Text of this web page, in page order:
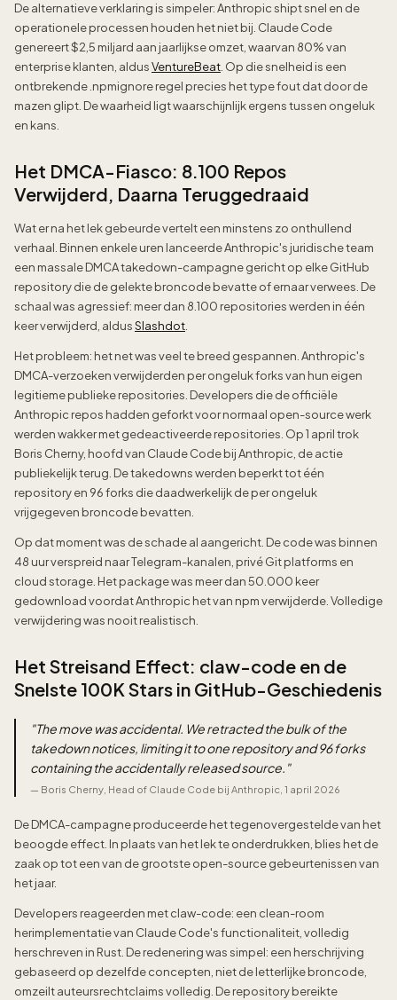
De alternatieve verklaring is simpeler: Anthropic shipt snel en de
operationele processen houden het niet bij. Claude Code
genereert $2,5 miljard aan jaarlijkse omzet, waarvan 80% van
enterprise klanten, aldusVentureBeat . Op die snelheid is een
ontbrekende .npmignore regel precies het type fout dat door de
mazen glipt. De waarheid ligt waarschijnlijk ergens tussen ongeluk
en kans.
Het DMCA-Fiasco: 8.100 Repos
Verwijderd, Daarna Teruggedraaid
Wat er na het lek gebeurde vertelt een minstens zo onthullend
verhaal. Binnen enkele uren lanceerde Anthropic's juridische team
een massale DMCA takedown-campagne gericht op elke GitHub
repository die de gelekte broncode bevatte of ernaar verwees. De
schaal was agressief: meer dan 8.100 repositories werden in één
keer verwijderd, aldusSlashdot
Het probleem: het net was veel te breed gespannen. Anthropic's
DMCA-verzoeken verwijderden per ongeluk forks van hun eigen
legitieme publieke repositories. Developers die de officiële
Anthropic repos hadden geforkt voor normaal open-source werk
werden wakker met gedeactiveerde repositories. Op 1 april trok
Boris Cherny, hoofd van Claude Code bij Anthropic, de actie
publiekelijk terug. De takedowns werden beperkt tot één
repository en 96 forks die daadwerkelijk de per ongeluk
vrijgegeven broncode bevatten.
Op dat moment was de schade al aangericht. De code was binnen
48 uur verspreid naar Telegram-kanalen, privé Git platforms en
cloud storage. Het package was meer dan 50.000 keer
gedownload voordat Anthropic het van npm verwijderde. Volledige
verwijdering was nooit realistisch.
Het Streisand Effect: claw-code en de
Snelste 100K Stars in GitHub-Geschiedenis
"The move was accidental. We retracted the bulk of the
takedown notices, limiting it to one repository and 96 forks
containing the accidentally released source. "
— Boris Cherny, Head of Claude Code bij Anthropic, 1 april 2026
De DMCA-campagne produceerde het tegenovergestelde van het
beoogde effect. In plaats van het lek te onderdrukken, blies het de
zaak op tot een van de grootste open-source gebeurtenissen van
het jaar.
Developers reageerden met claw-code: een clean-room
herimplementatie van Claude Code's functionaliteit, volledig
herschreven in Rust. De redenering was simpel: een herschrijving
gebaseerd op dezelfde concepten, niet de letterlijke broncode,
omzeilt auteursrechtclaims volledig. De repository bereikte